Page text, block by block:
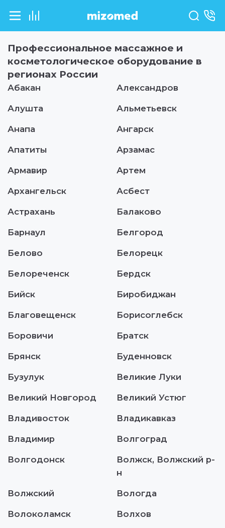
Профессиональное массажное и
косметологическое оборудование в
регионах России
Абакан Александров
Алушта Альметьевск
Анапа Ангарск
Апатиты Арзамас
Армавир Артем
Архангельск Асбест
Астрахань Балаково
Барнаул Белгород
Белово Белорецк
Белореченск Бердск
Бийск Биробиджан
Благовещенск Борисоглебск
Боровичи Братск
Брянск Буденновск
Бузулук Великие Луки
Великий Новгород Великий Устюг
Владивосток Владикавказ
Владимир Волгоград
Волгодонск
Волжск, Волжский р-
н
Волжский Вологда
Волоколамск Волхов